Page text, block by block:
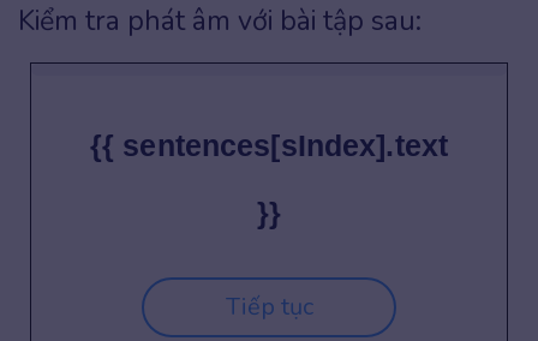
Kiểm tra phát âm với bài tập sau:
{{ sentences[sIndex].text
}}
Tiếp tục